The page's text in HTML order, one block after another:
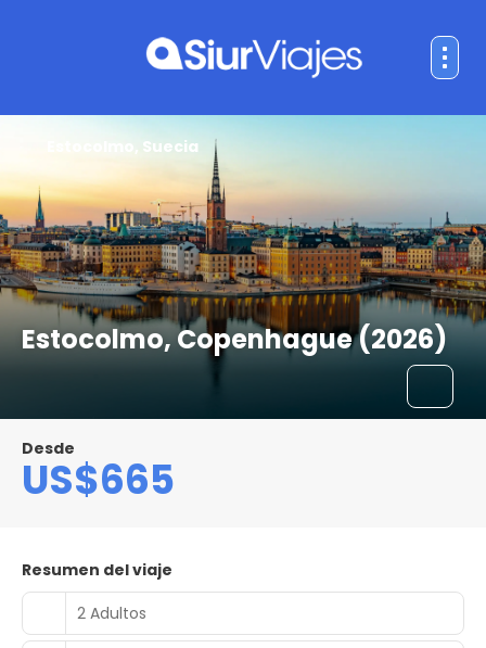
Estocolmo, Copenhague (2026)
Estocolmo, Suecia
Desde
US$665
Resumen del viaje
2 Adultos